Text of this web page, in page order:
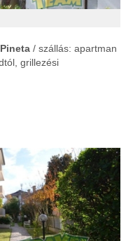
/ szállás: apartman
grillezési